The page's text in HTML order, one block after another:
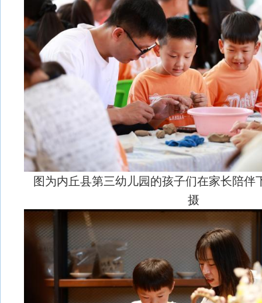
图为内丘县第三幼儿园的孩子们在家长陪
摄